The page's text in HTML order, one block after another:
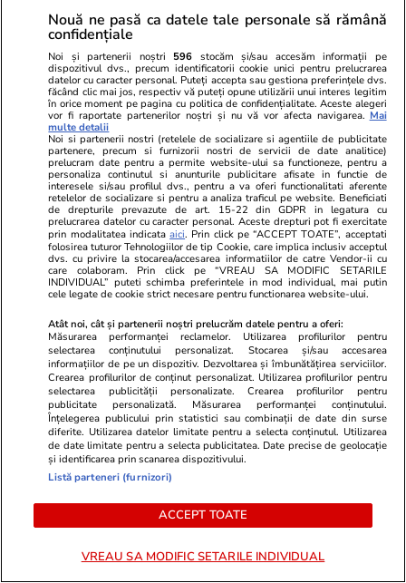
PARTENERI
Wowbiz.ro
Doliu în Armata României. Pilotul
militar Mihai Vîrdol a murit în
motocicletă
Redactia.ro
Atentie!
deschide
POLITIC
Politică 30 iul.
Cum au ciopârțit aleșii noua
lege ANI. Ce a mai rămas din
transparența averilor
Nouă ne pasă ca datele tale personale să rămână
confidențiale
Noi și partenerii noștri 596 stocăm și/sau accesăm informații pe
dispozitivul dvs., precum identificatorii cookie unici pentru prelucrarea
datelor cu caracter personal. Puteți accepta sau gestiona preferințele dvs.
făcând clic mai jos, respectiv vă puteți opune utilizării unui interes legitim
în orice moment pe pagina cu politica de confidențialitate. Aceste alegeri
vor fi raportate partenerilor noștri și nu vă vor afecta navigarea. Mai
multe detalii
Noi si partenerii nostri (retelele de socializare si agentiile de publicitate
partenere, precum si furnizorii nostri de servicii de date analitice)
prelucram date pentru a permite website-ului sa functioneze, pentru a
personaliza continutul si anunturile publicitare afisate in functie de
interesele si/sau profilul dvs., pentru a va oferi functionalitati aferente
retelelor de socializare si pentru a analiza traficul pe website. Beneficiati
de drepturile prevazute de art. 15-22 din GDPR in legatura cu
prelucrarea datelor cu caracter personal. Aceste drepturi pot fi exercitate
prin modalitatea indicataaici. Prin click pe “ACCEPT TOATE”, acceptati
folosirea tuturor Tehnologiilor de tip Cookie, care implica inclusiv acceptul
dvs. cu privire la stocarea/accesarea informatiilor de catre Vendor-ii cu
care colaboram. Prin click pe “VREAU SA MODIFIC SETARILE
INDIVIDUAL” puteti schimba preferintele in mod individual, mai putin
cele legate de cookie strict necesare pentru functionarea website-ului.
Atât noi, cât și partenerii noștri prelucrăm datele pentru a oferi:
Măsurarea performanței reclamelor. Utilizarea profilurilor pentru
selectarea conținutului personalizat. Stocarea și/sau accesarea
informațiilor de pe un dispozitiv. Dezvoltarea și îmbunătățirea serviciilor.
Crearea profilurilor de conținut personalizat. Utilizarea profilurilor pentru
selectarea publicității personalizate. Crearea profilurilor pentru
publicitate personalizată. Măsurarea performanței conținutului.
Înțelegerea publicului prin statistici sau combinații de date din surse
diferite. Utilizarea datelor limitate pentru a selecta conținutul. Utilizarea
de date limitate pentru a selecta publicitatea. Date precise de geolocație
și identificarea prin scanarea dispozitivului.
Listă parteneri (furnizori)
ACCEPT TOATE
VREAU SA MODIFIC SETARILE INDIVIDUAL